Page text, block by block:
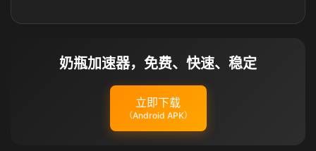
奶瓶加速器，免费、快速、稳定
立即下载
（Android APK）